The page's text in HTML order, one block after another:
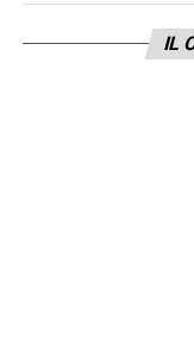
giocatore, che
risposta. E
IL